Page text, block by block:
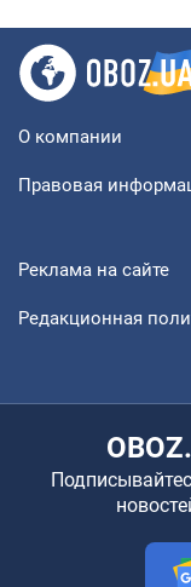
О компании
Правовая
Реклама на сайте
Редакционная